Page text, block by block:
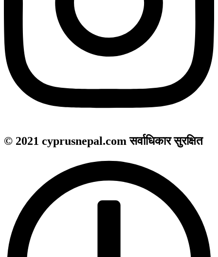
© 2021 cyprusnepal.com सर्वाधिकार सुरक्षित